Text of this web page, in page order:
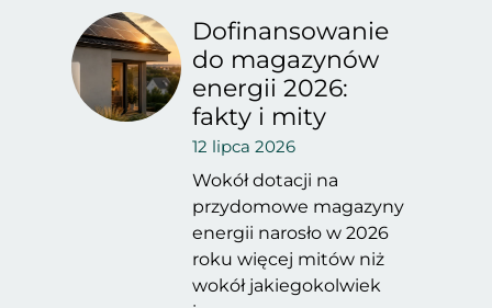
Dofinansowanie
do magazynów
energii 2026:
fakty i mity
12 lipca 2026
Wokół dotacji na
przydomowe magazyny
energii narosło w 2026
roku więcej mitów niż
wokół jakiegokolwiek